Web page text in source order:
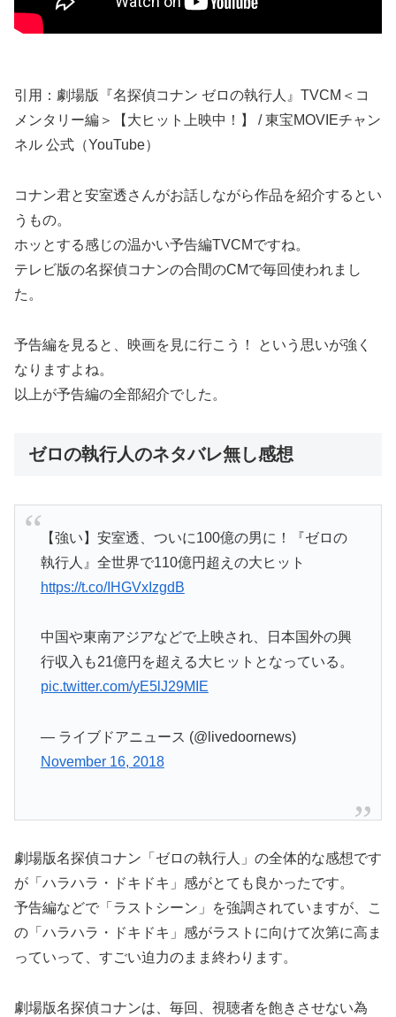
引用：劇場版『名探偵コナン ゼロの執行人』TVCM＜コ
メンタリー編＞【大ヒット上映中！】 / 東宝MOVIEチャン
ネル 公式（YouTube）
コナン君と安室透さんがお話しながら作品を紹介するとい
うもの。
ホッとする感じの温かい予告編TVCMですね。
テレビ版の名探偵コナンの合間のCMで毎回使われまし
た。
予告編を見ると、映画を見に行こう！ という思いが強く
なりますよね。
以上が予告編の全部紹介でした。
ゼロの執行人のネタバレ無し感想
【強い】安室透、ついに100億の男に！『ゼロの
執行人』全世界で110億円超えの大ヒット
https://t.co/IHGVxIzgdB
中国や東南アジアなどで上映され、日本国外の興
行収入も21億円を超える大ヒットとなっている。
pic.twitter.com/yE5lJ29MIE
— ライブドアニュース (@livedoornews)
November 16, 2018
劇場版名探偵コナン「ゼロの執行人」の全体的な感想です
が「ハラハラ・ドキドキ」感がとても良かったです。
予告編などで「ラストシーン」を強調されていますが、こ
の「ハラハラ・ドキドキ」感がラストに向けて次第に高ま
っていって、すごい迫力のまま終わります。
劇場版名探偵コナンは、毎回、視聴者を飽きさせない為